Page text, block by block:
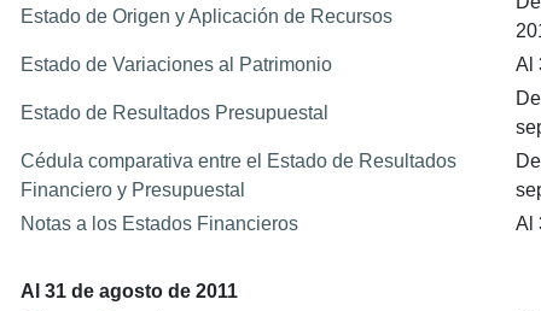
Estado de Origen y Aplicación de Recursos
Estado de Variaciones al Patrimonio
Al
Estado de Resultados Presupuestal
Cédula comparativa entre el Estado de Resultados
Financiero y Presupuestal
Notas a los Estados Financieros
Al
Al 31 de agosto de 2011